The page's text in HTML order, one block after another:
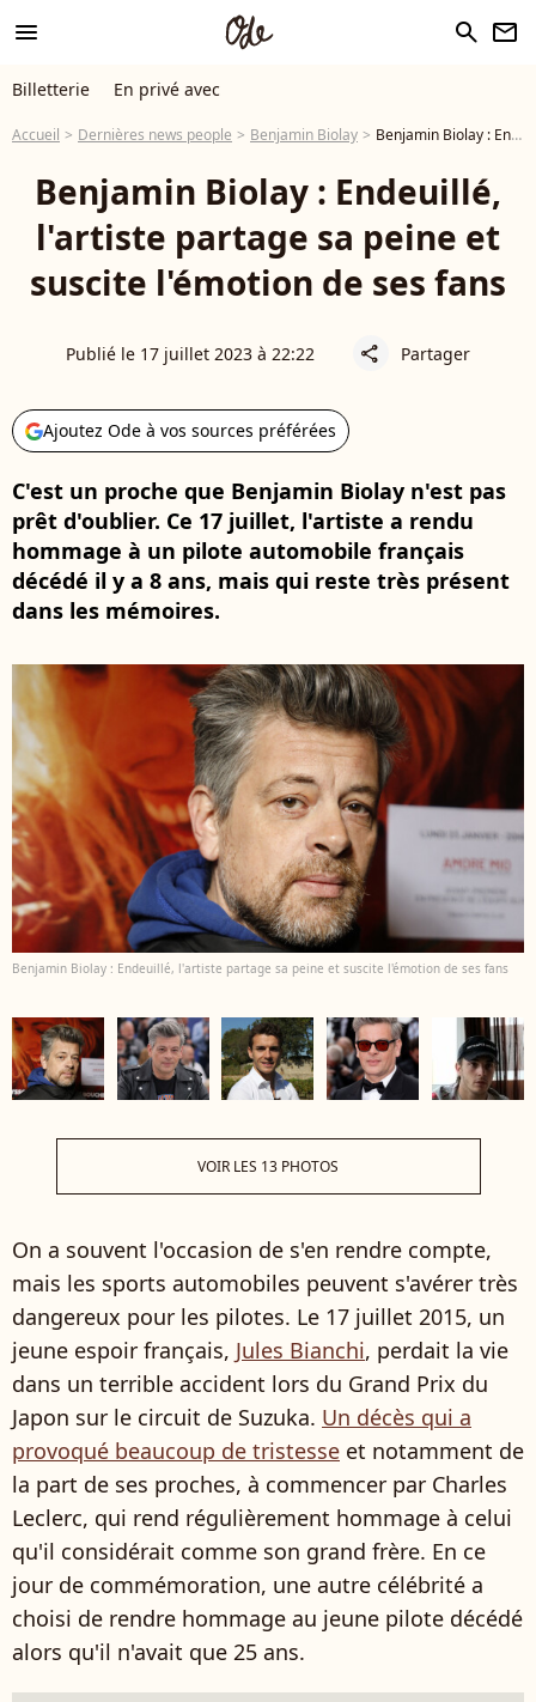
menu search newsletter
Billetterie En privé avec
Accueil Dernières news people Benjamin Biolay Benjamin Biolay : Endeuillé, l'artiste partage sa peine et suscite l'émotion de ses fans
Benjamin Biolay : Endeuillé,
l'artiste partage sa peine et
suscite l'émotion de ses fans
Publié le 17 juillet 2023 à 22:22 share Partager
Ajoutez Ode à vos sources préférées
C'est un proche que Benjamin Biolay n'est pas
prêt d'oublier. Ce 17 juillet, l'artiste a rendu
hommage à un pilote automobile français
décédé il y a 8 ans, mais qui reste très présent
dans les mémoires.
Benjamin Biolay : Endeuillé, l'artiste partage sa peine et suscite l'émotion de ses fans
VOIR LES 13 PHOTOS
On a souvent l'occasion de s'en rendre compte,
mais les sports automobiles peuvent s'avérer très
dangereux pour les pilotes. Le 17 juillet 2015, un
jeune espoir français, Jules Bianchi, perdait la vie
dans un terrible accident lors du Grand Prix du
Japon sur le circuit de Suzuka. Un décès qui a
provoqué beaucoup de tristesse et notamment de
la part de ses proches, à commencer par Charles
Leclerc, qui rend régulièrement hommage à celui
qu'il considérait comme son grand frère. En ce
jour de commémoration, une autre célébrité a
choisi de rendre hommage au jeune pilote décédé
alors qu'il n'avait que 25 ans.